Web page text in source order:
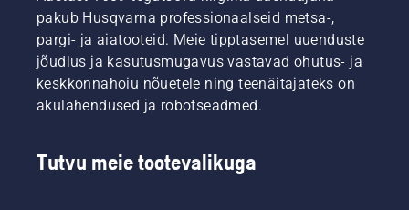
pakub Husqvarna professionaalseid metsa-,
pargi- ja aiatooteid. Meie tipptasemel uuenduste
jõudlus ja kasutusmugavus vastavad ohutus- ja
keskkonnahoiu nõuetele ning teenäitajateks on
akulahendused ja robotseadmed.
Tutvu meie tootevalikuga